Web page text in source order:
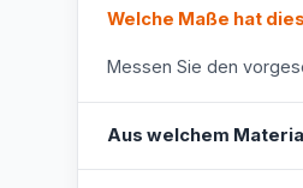
Welche Maße hat
Messen Sie den
Aus welchem